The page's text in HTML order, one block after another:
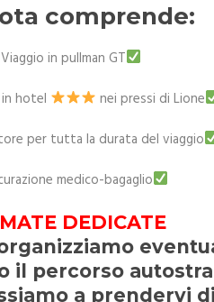
comprende:
Viaggio in pullman GT
hotel
nei pressi di Lione
per tutta la durata del viaggio
medico-bagaglio
DEDICATE
il percorso
a prendervi